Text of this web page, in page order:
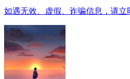
如遇无效、虚假、诈骗信息，请立